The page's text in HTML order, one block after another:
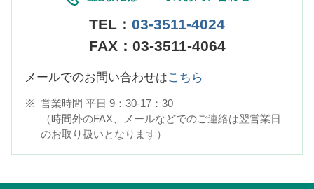
TEL： 03-3511-4024
FAX：03-3511-4064
メールでのお問い合わせはこちら
※ 営業時間 平日 9：30-17：30
（時間外のFAX、メールなどでのご連絡は翌営業日
のお取り扱いとなります）